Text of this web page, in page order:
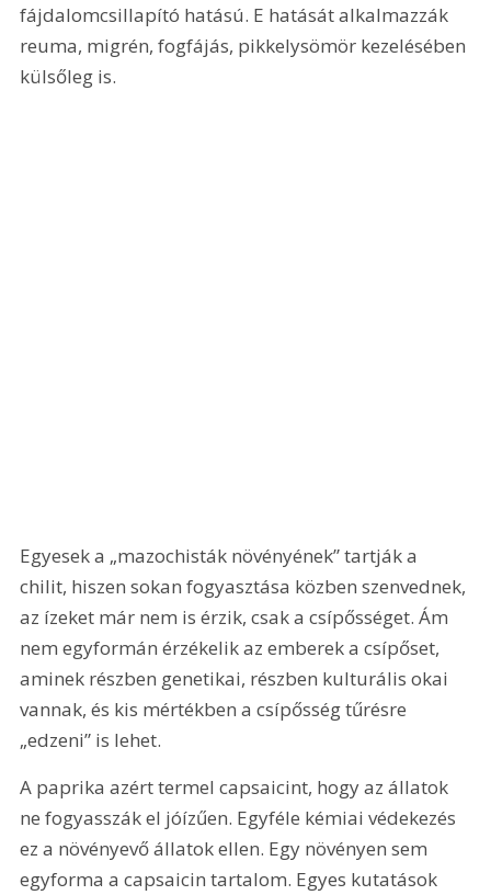
fájdalomcsillapító hatású. E hatását alkalmazzák
reuma, migrén, fogfájás, pikkelysömör kezelésében
külsőleg is.
Egyesek a „mazochisták növényének” tartják a
chilit, hiszen sokan fogyasztása közben szenvednek,
az ízeket már nem is érzik, csak a csípősséget. Ám
nem egyformán érzékelik az emberek a csípőset,
aminek részben genetikai, részben kulturális okai
vannak, és kis mértékben a csípősség tűrésre
„edzeni” is lehet.
A paprika azért termel capsaicint, hogy az állatok
ne fogyasszák el jóízűen. Egyféle kémiai védekezés
ez a növényevő állatok ellen. Egy növényen sem
egyforma a capsaicin tartalom. Egyes kutatások